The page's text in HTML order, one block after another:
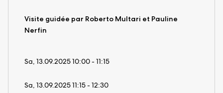
Visite guidée par Roberto Multari et Pauline
Nerfin
Sa, 13.09.2025 10:00 - 11:15
Sa, 13.09.2025 11:15 - 12:30